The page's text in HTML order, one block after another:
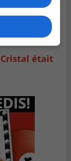
Cristal était